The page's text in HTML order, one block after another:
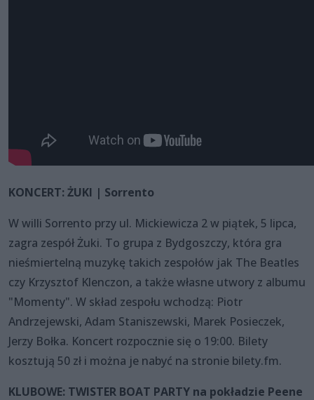
KONCERT: ŻUKI | Sorrento
W willi Sorrento przy ul. Mickiewicza 2 w piątek, 5 lipca,
zagra zespół Żuki. To grupa z Bydgoszczy, która gra
nieśmiertelną muzykę takich zespołów jak The Beatles
czy Krzysztof Klenczon, a także własne utwory z albumu
"Momenty". W skład zespołu wchodzą: Piotr
Andrzejewski, Adam Staniszewski, Marek Posieczek,
Jerzy Bołka. Koncert rozpocznie się o 19:00. Bilety
kosztują 50 zł i można je nabyć na stronie bilety.fm.
KLUBOWE: TWISTER BOAT PARTY na pokładzie Peene